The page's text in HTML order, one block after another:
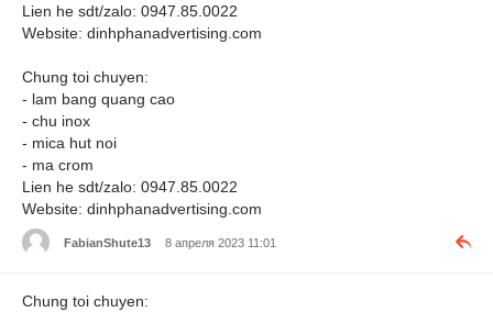
Lien he sdt/zalo: 0947.85.0022
Website: dinhphanadvertising.com
Chung toi chuyen:
- lam bang quang cao
- chu inox
- mica hut noi
- ma crom
Lien he sdt/zalo: 0947.85.0022
Website: dinhphanadvertising.com
FabianShute13 8 апреля 2023 11:01
Chung toi chuyen: